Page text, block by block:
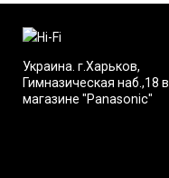
Украина. г.Харьков,
Гимназическая наб.,18 в
магазине "Panasonic"